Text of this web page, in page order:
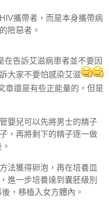
攜帶者，而是本身攜帶病
險惡者。
在告訴艾滋病患者並不要因
大家不要怕感染艾滋
章還是有些正能量的，但是
嬰兒可以先將男士的精子
，再將剩下的精子逐一做
法獲得卵泡，再在培養皿
進一步培養達到囊胚級別
，移植入女方體內。